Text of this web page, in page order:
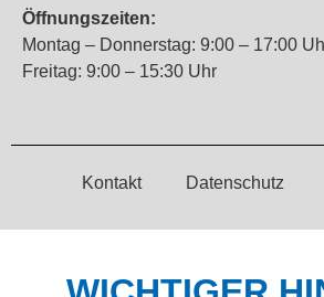
Öffnungszeiten:
Montag – Donnerstag: 9:00 – 17:00
Freitag: 9:00 – 15:30 Uhr
Kontakt Datenschutz